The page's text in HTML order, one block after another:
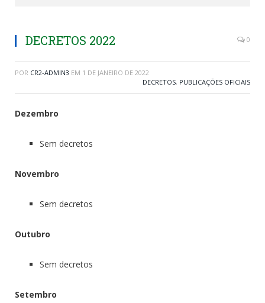
DECRETOS 2022 0
POR CR2-ADMIN3 EM 1 DE JANEIRO DE 2022
DECRETOS, PUBLICAÇÕES OFICIAIS
Dezembro
Sem decretos
Novembro
Sem decretos
Outubro
Sem decretos
Setembro